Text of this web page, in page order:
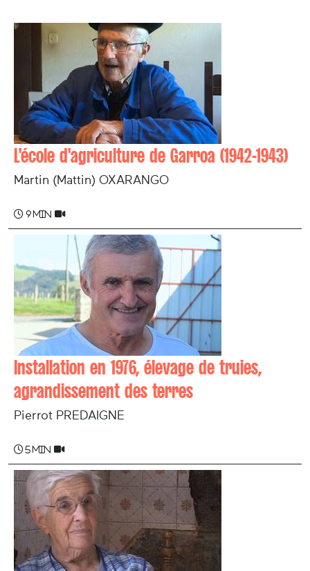
L'école d'agriculture de Garroa (1942-1943)
Martin (Mattin) OXARANGO
9 min
Installation en 1976, élevage de truies,
agrandissement des terres
Pierrot PREDAIGNE
5 min